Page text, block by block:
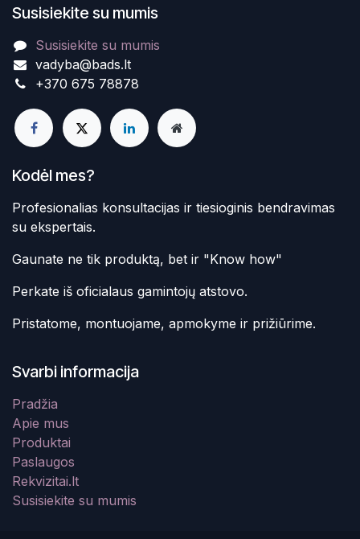
Susisiekite su mumis
Susisiekite su mumis
vadyba@bads.lt
+370 675 78878
Kodėl mes?
Profesionalias konsultacijas ir tiesioginis bendravimas
su ekspertais.
Gaunate ne tik produktą, bet ir "Know how"
Perkate iš oficialaus gamintojų atstovo.
Pristatome, montuojame, apmokyme ir prižiūrime.
Svarbi informacija
Pradžia
Apie mus
Produktai
Paslaugos
Rekvizitai.lt
Susisiekite su mumis